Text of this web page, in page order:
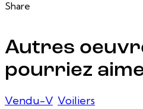
Share
Autres
pourriez
Vendu-V Voiliers